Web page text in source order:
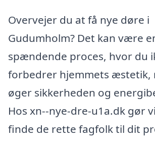
Overvejer du at få nye døre i
Gudumholm? Det kan være
spændende proces, hvor du
forbedrer hjemmets æstetik,
øger sikkerheden og
Hos xn--nye-dre-u1a.dk gør
finde de rette fagfolk til dit